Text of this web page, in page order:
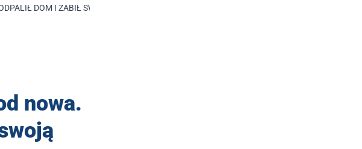
DOM I ZABIŁ SWOJĄ RODZINĘ [FOTO+WIDEO]
nowa.